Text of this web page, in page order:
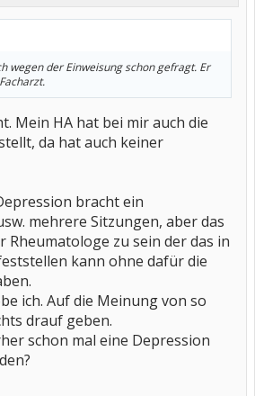
wegen der Einweisung schon gefragt. Er
Mein HA hat bei mir auch die
da hat auch keiner
bracht ein
mehrere Sitzungen, aber das
Rheumatologe zu sein der das in
kann ohne dafür die
ich. Auf die Meinung von so
drauf geben.
schon mal eine Depression